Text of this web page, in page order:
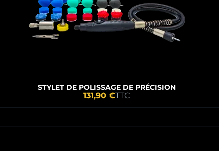
STYLET DE POLISSAGE DE PRÉCISION
131,90 €TTC